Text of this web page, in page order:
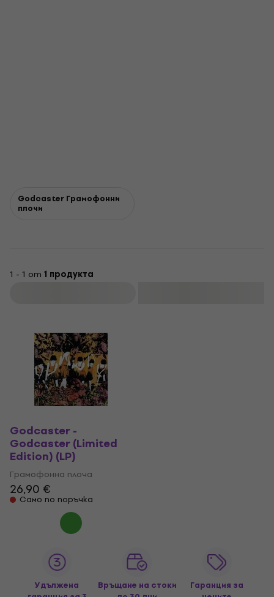
Godcaster Грамофонни
плочи
1 - 1 от 1 продукта
Godcaster -
Godcaster (Limited
Edition) (LP)
Грамофонна плоча
26,90 €
Само по поръчка
Удължена
Връщане на стоки
Гаранция за